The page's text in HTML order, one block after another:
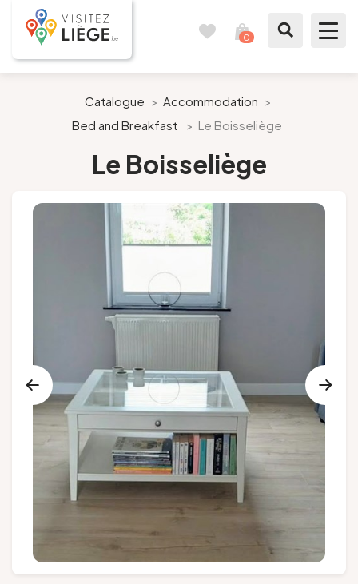
0
Like a citizen of Liège
Prepare my stay
Our suggestions
Follow us
Groups and tour operators
DE
Catalogue > Accommodation >
Bed and Breakfast
> Le Boisseliège
Le Boisseliège